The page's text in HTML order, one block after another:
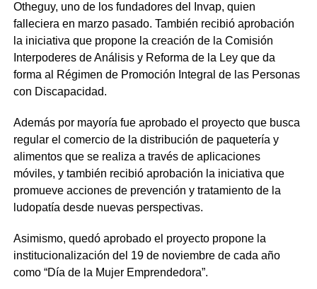
Otheguy, uno de los fundadores del Invap, quien
falleciera en marzo pasado. También recibió aprobación
la iniciativa que propone la creación de la Comisión
Interpoderes de Análisis y Reforma de la Ley que da
forma al Régimen de Promoción Integral de las Personas
con Discapacidad.
Además por mayoría fue aprobado el proyecto que busca
regular el comercio de la distribución de paquetería y
alimentos que se realiza a través de aplicaciones
móviles, y también recibió aprobación la iniciativa que
promueve acciones de prevención y tratamiento de la
ludopatía desde nuevas perspectivas.
Asimismo, quedó aprobado el proyecto propone la
institucionalización del 19 de noviembre de cada año
como “Día de la Mujer Emprendedora”.